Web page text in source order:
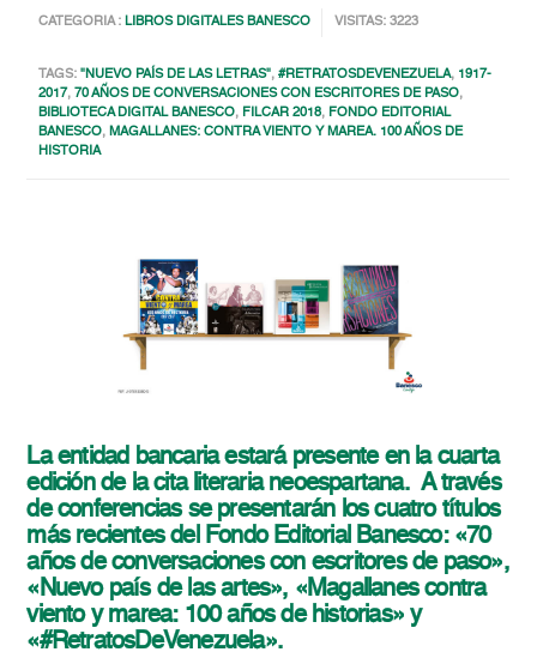
CATEGORIA :LIBROS DIGITALES BANESCO VISITAS: 3223
TAGS:"NUEVO PAÍS DE LAS LETRAS",#RETRATOSDEVENEZUELA, 1917-
2017, 70 AÑOS DE CONVERSACIONES CON ESCRITORES DE PASO,
BIBLIOTECA DIGITAL BANESCO, FILCAR 2018, FONDO EDITORIAL
BANESCO,MAGALLANES: CONTRA VIENTO Y MAREA. 100 AÑOS DE
HISTORIA
La entidad bancaria estará presenteen la cuarta
edición de la cita literaria neoespartana. A través
de conferencias se presentarán los cuatro títulos
más recientes del Fondo Editorial Banesco: «70
años de conversaciones con escritores de paso»,
«Nuevo país de las artes», «Magallanes contra
viento y marea: 100 años de historias» y
«#RetratosDeVenezuela».